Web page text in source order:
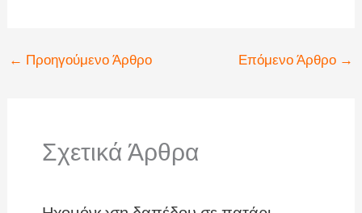
← Προηγούμενο Άρθρο Επόμενο Άρθρο →
Σχετικά Άρθρα